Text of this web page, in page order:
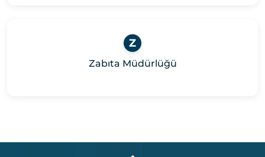
Z
Zabıta Müdürlüğü